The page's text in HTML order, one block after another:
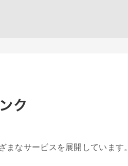
まなサービスを展開しています。